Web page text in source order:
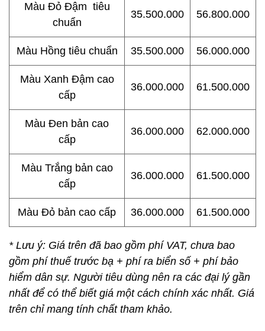
Màu Đỏ Đậm tiêu
chuẩn
35.500.000 56.800.000
Màu Hồng tiêu chuẩn 35.500.000 56.000.000
Màu Xanh Đậm cao
cấp
36.000.000 61.500.000
Màu Đen bản cao
cấp
36.000.000 62.000.000
Màu Trắng bản cao
cấp
36.000.000 61.500.000
Màu Đỏ bản cao cấp 36.000.000 61.500.000
* Lưu ý: Giá trên đã bao gồm phí VAT, chưa bao
gồm phí thuế trước bạ + phí ra biển số + phí bảo
hiểm dân sự. Người tiêu dùng nên ra các đại lý gần
nhất để có thể biết giá một cách chính xác nhất. Giá
trên chỉ mang tính chất tham khảo.